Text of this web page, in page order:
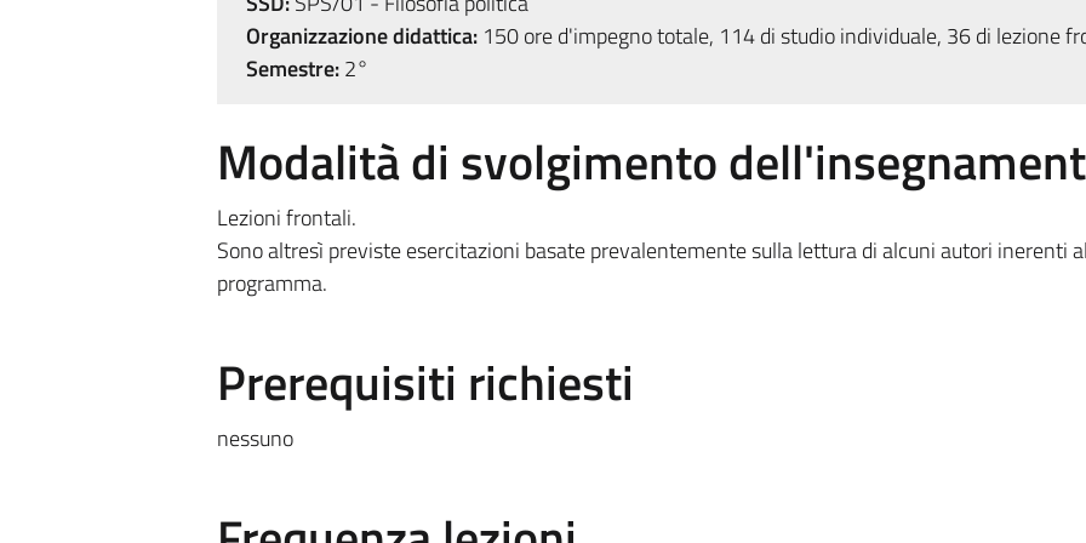
Organizzazione didattica:150 ore d'impegno totale, 114 di studio individuale, 36 di lezione
Semestre:2°
Modalità di svolgimento
Lezioni frontali.
Sono altresì previste esercitazioni basate prevalentemente sulla lettura di alcuni autori inerenti al
programma.
Prerequisiti richiesti
nessuno